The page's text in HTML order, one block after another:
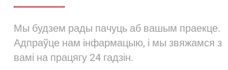
Мы будзем рады пачуць аб вашым праекце.
Адпраўце нам інфармацыю, і мы звяжамся з
вамі на працягу 24 гадзін.